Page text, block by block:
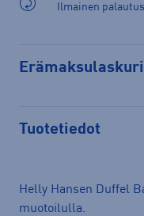
Ilmainen palautus
Erämaksulaskuri
Tuotetiedot
Helly Hansen Duffel
muotoilulla.